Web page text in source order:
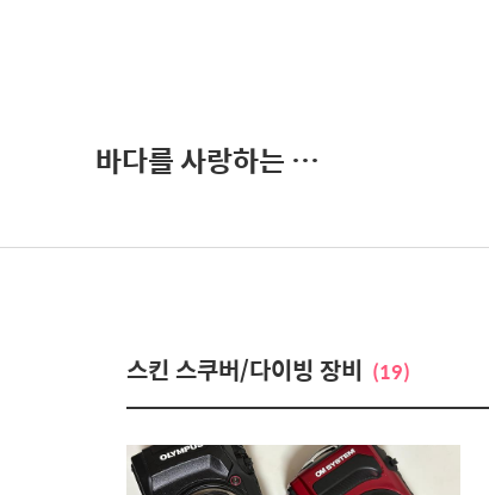
바다를 사랑하는 초보 다이버
스킨 스쿠버/다이빙 장비 (19)